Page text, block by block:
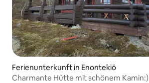
Ferienunterkunft in Enontekiö
Charmante Hütte mit schönem Kamin:)